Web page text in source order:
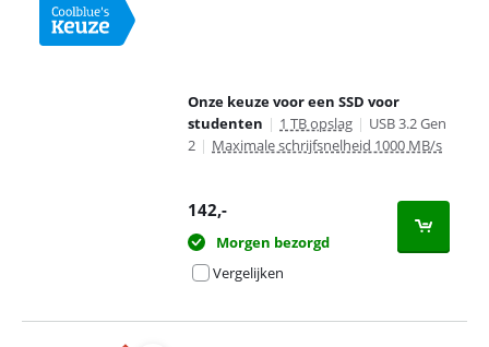
Onze keuze voor een SSD voor
studenten | 1 TB opslag | USB 3.2 Gen
2 | Maximale schrijfsnelheid 1000 MB/s
142,-
Morgen bezorgd
Vergelijken